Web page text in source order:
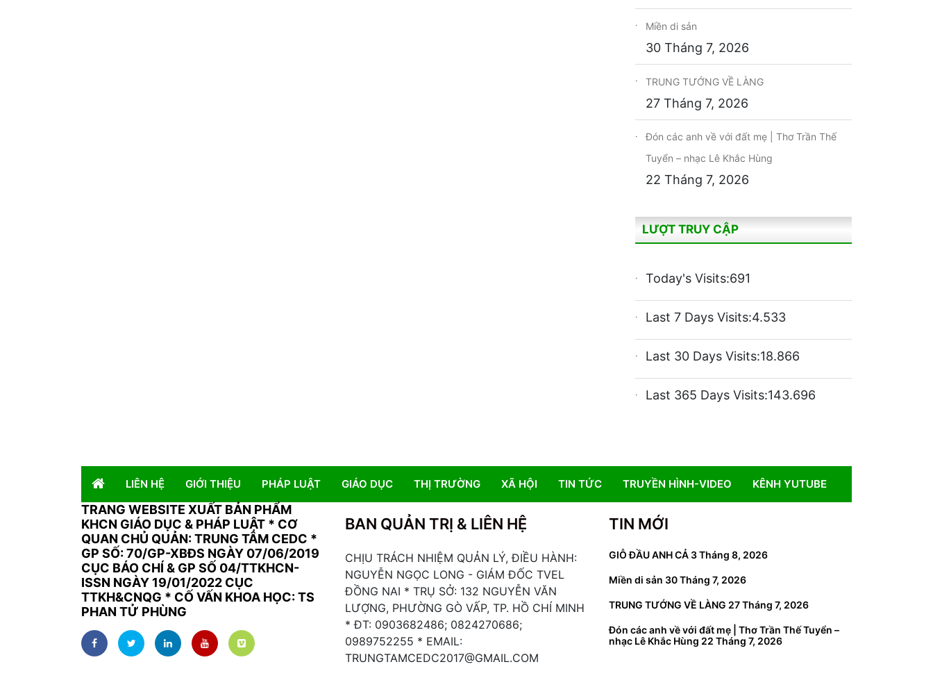
Miền di sản
30 Tháng 7, 2026
TRUNG TƯỚNG VỀ LÀNG
27 Tháng 7, 2026
Đón các anh về với đất mẹ | Thơ Trần Thế
Tuyển – nhạc Lê Khắc Hùng
22 Tháng 7, 2026
LƯỢT TRUY CẬP
Today's Visits:691
Last 7 Days Visits:4.533
Last 30 Days Visits:18.866
Last 365 Days Visits:143.696
LIÊN HỆ GIỚI THIỆU PHÁP LUẬT GIÁO DỤC THỊ TRƯỜNG XÃ HỘI TIN TỨC TRUYỀN HÌNH-VIDEO KÊNH YUTUBE
TRANG WEBSITE XUẤT BẢN PHẨM
KHCN GIÁO DỤC & PHÁP LUẬT * CƠ
QUAN CHỦ QUẢN: TRUNG TÂM CEDC *
GP SỐ: 70/GP-XBĐS NGÀY 07/06/2019
CỤC BÁO CHÍ & GP SỐ 04/TTKHCN-
ISSN NGÀY 19/01/2022 CỤC
TTKH&CNQG * CỐ VẤN KHOA HỌC: TS
PHAN TỬ PHÙNG
BAN QUẢN TRỊ & LIÊN HỆ
CHỊU TRÁCH NHIỆM QUẢN LÝ, ĐIỀU HÀNH:
NGUYỄN NGỌC LONG - GIÁM ĐỐC TVEL
ĐỒNG NAI * TRỤ SỞ: 132 NGUYỄN VĂN
LƯỢNG, PHƯỜNG GÒ VẤP, TP. HỒ CHÍ MINH
* ĐT: 0903682486; 0824270686;
0989752255 * EMAIL:
TRUNGTAMCEDC2017@GMAIL.COM
TIN MỚI
GIỖ ĐẦU ANH CẢ 3 Tháng 8, 2026
Miền di sản 30 Tháng 7, 2026
TRUNG TƯỚNG VỀ LÀNG 27 Tháng 7, 2026
Đón các anh về với đất mẹ | Thơ Trần Thế Tuyển –
nhạc Lê Khắc Hùng 22 Tháng 7, 2026